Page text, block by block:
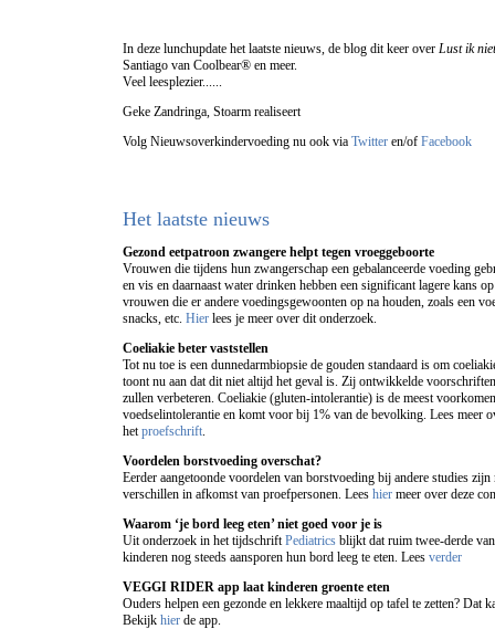
In deze lunchupdate het laatste nieuws, de blog dit keer over Lust ik
Santiago van Coolbear® en meer.
Veel leesplezier......
Geke Zandringa, Stoarm realiseert
Volg Nieuwsoverkindervoeding nu ook via Twitter en/of Facebook
Het laatste nieuws
Gezond eetpatroon zwangere helpt tegen vroeggeboorte
Vrouwen die tijdens hun zwangerschap een gebalanceerde voeding
en vis en daarnaast water drinken hebben een significant lagere kans
vrouwen die er andere voedingsgewoonten op na houden, zoals een
snacks, etc. Hier lees je meer over dit onderzoek.
Coeliakie beter vaststellen
Tot nu toe is een dunnedarmbiopsie de gouden standaard is om
toont nu aan dat dit niet altijd het geval is. Zij ontwikkelde
zullen verbeteren. Coeliakie (gluten-intolerantie) is de meest
voedselintolerantie en komt voor bij 1% van de bevolking. Lees meer
hetproefschrift.
Voordelen borstvoeding overschat?
Eerder aangetoonde voordelen van borstvoeding bij andere studies
verschillen in afkomst van proefpersonen. Lees hier meer over deze
Waarom ‘je bord leeg eten’ niet goed voor je is
Uit onderzoek in het tijdschriftPediatrics blijkt dat ruim twee-derde
kinderen nog steeds aansporen hun bord leeg te eten. Lees verder
VEGGI RIDER app laat kinderen groente eten
Ouders helpen een gezonde en lekkere maaltijd op tafel te zetten? Dat
Bekijk hier de app.